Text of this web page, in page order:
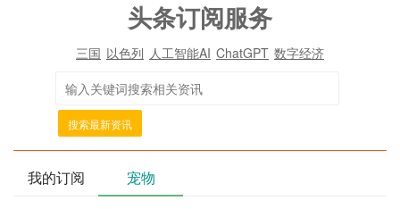
头条订阅服务
三国 以色列 人工智能AI ChatGPT 数字经济
搜索最新资讯
我的订阅 宠物